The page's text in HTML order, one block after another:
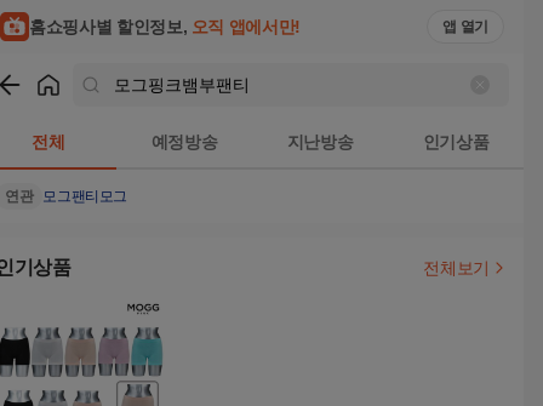
홈쇼핑사별 할인정보, 오직 앱에서만! 앱 열기
전체 예정방송 지난방송 인기상품
연관 모그팬티 모그
기상품 전체보기